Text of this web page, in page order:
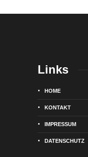
Links
HOME
KONTAKT
IMPRESSUM
DATENSCHUTZ